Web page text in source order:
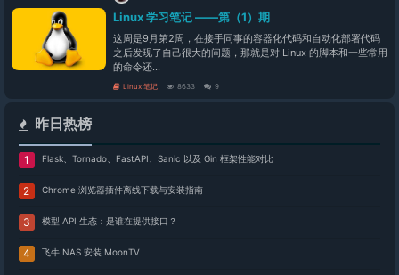
Linux 学习笔记 ——第（1）期
这周是9月第2周，在接手同事的容器化代码和自动化部署代码
之后发现了自己很大的问题，那就是对 Linux 的脚本和一些常用
的命令还...
Linux 笔记 8633 9
昨日热榜
Flask、Tornado、FastAPI、Sanic 以及 Gin 框架性能对比
Chrome 浏览器插件离线下载与安装指南
模型 API 生态：是谁在提供接口？
飞牛 NAS 安装 MoonTV